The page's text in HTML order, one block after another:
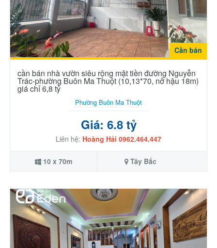
Cần bán
cần bán nhà vườn siêu rộng mặt tiền đường Nguyễn
Trác-phường Buôn Ma Thuột (10,13*70, nở hậu 18m)
giá chỉ 6,8 tỷ
Phường Buôn Ma Thuột
Giá: 6.8 tỷ
Liên hệ: Hoàng Hải 0962.464.447
10 x 70m Tây Bắc